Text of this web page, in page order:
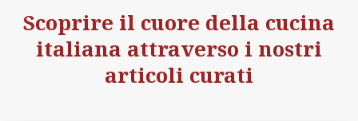
Scoprire il cuore della cucina
italiana attraverso i nostri
articoli curati